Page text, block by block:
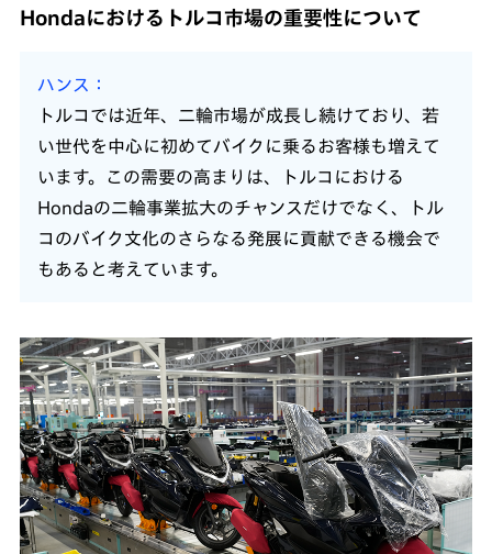
Hondaにおけるトルコ市場の重要性について
ハンス
トルコでは近年、二輪市場が成長し続けており、若
い世代を中心に初めてバイクに乗るお客様も増えて
います。この需要の高まりは、トルコにおける
Hondaの二輪事業拡大のチャンスだけでなく、トル
コのバイク文化のさらなる発展に貢献できる機会で
もあると考えています。